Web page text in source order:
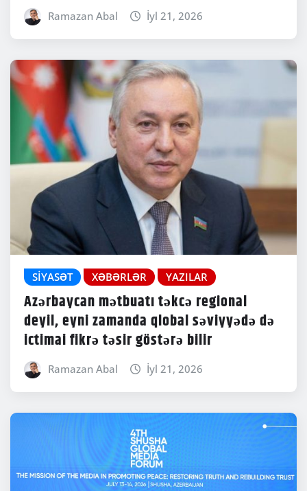
Ramazan Abal İyl 21, 2026
SIYASƏT XƏBƏRLƏR YAZILAR
Azərbaycan mətbuatı təkcə regional
deyil, eyni zamanda qlobal səviyyədə də
ictimai fikrə təsir göstərə bilir
Ramazan Abal İyl 21, 2026